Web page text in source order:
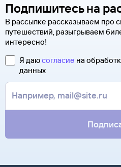
Подпишитесь на
В рассылке рассказываем про
путешествий, разыгрываем
интересно!
Я даюсогласие на
данных